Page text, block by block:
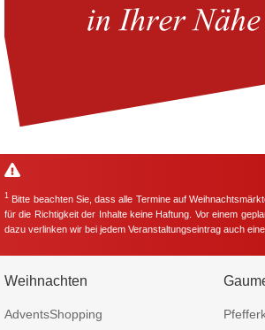
1 Bitte beachten Sie, dass alle Termine auf
für die Richtigkeit der Inhalte keine Haftung. Vor einem
dazu verlinken wir bei jedem Veranstaltungseintrag auch
Weihnachten
AdventsShopping